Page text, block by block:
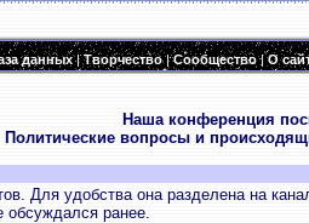
данных|Творчество|Сообщество|О
Наша конференция
Политические вопросы и
Для удобства она разделена на
обсуждался ранее.